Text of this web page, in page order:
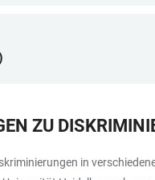
ZU
in